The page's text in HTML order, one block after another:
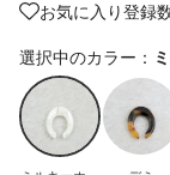
お気に入り登録
選択中のカラー：